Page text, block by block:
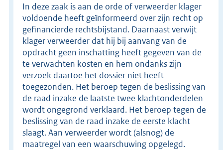
In deze zaak is aan de orde of verweerder klager
voldoende heeft geïnformeerd over zijn recht op
gefinancierde rechtsbijstand. Daarnaast verwijt
klager verweerder dat hij bij aanvang van de
opdracht geen inschatting heeft gegeven van de
te verwachten kosten en hem ondanks zijn
verzoek daartoe het dossier niet heeft
toegezonden. Het beroep tegen de beslissing van
de raad inzake de laatste twee klachtonderdelen
wordt ongegrond verklaard. Het beroep tegen de
beslissing van de raad inzake de eerste klacht
slaagt. Aan verweerder wordt (alsnog) de
maatregel van een waarschuwing opgelegd.